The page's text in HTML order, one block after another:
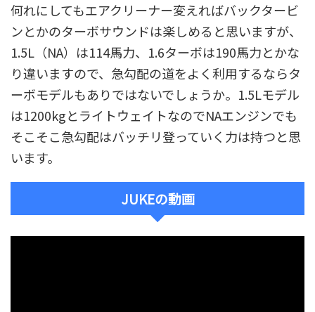
何れにしてもエアクリーナー変えればバックタービ
ンとかのターボサウンドは楽しめると思いますが、
1.5L（NA）は114馬力、1.6ターボは190馬力とかな
り違いますので、急勾配の道をよく利用するならタ
ーボモデルもありではないでしょうか。1.5Lモデル
は1200kgとライトウェイトなのでNAエンジンでも
そこそこ急勾配はバッチリ登っていく力は持つと思
います。
JUKEの動画